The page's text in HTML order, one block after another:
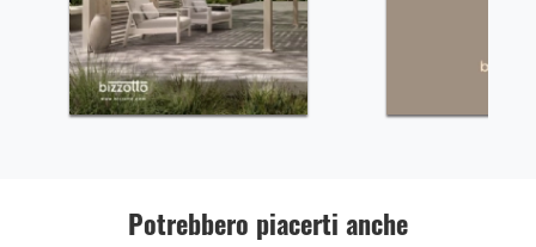
Potrebbero piacerti anche